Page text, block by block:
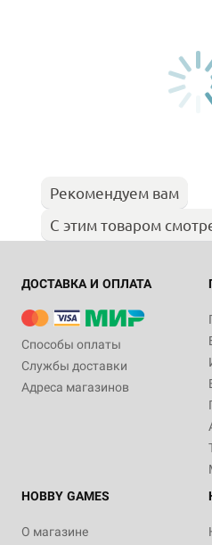
Рекомендуем вам
С этим товаром
ДОСТАВКА И ОПЛАТА
Способы оплаты
Службы доставки
Адреса магазинов
HOBBY GAMES
О магазине